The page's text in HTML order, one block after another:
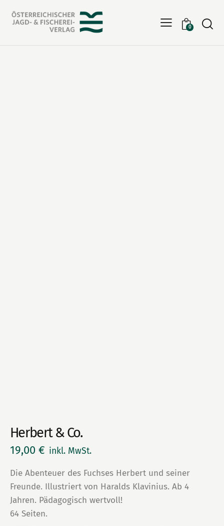
0
Herbert & Co.
19,00 € inkl. MwSt.
Die Abenteuer des Fuchses Herbert und seiner
Freunde. Illustriert von Haralds Klavinius. Ab 4
Jahren. Pädagogisch wertvoll!
64 Seiten.